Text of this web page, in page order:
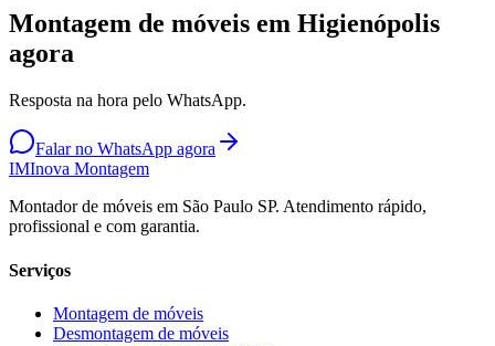
Montagem de móveis em Higienópolis
agora
Resposta na hora pelo WhatsApp.
Falar no WhatsApp agora
IMInova Montagem
Montador de móveis em São Paulo SP. Atendimento rápido,
profissional e com garantia.
Serviços
Montagem de móveis
Desmontagem de móveis